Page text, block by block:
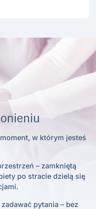
w którym jesteś
– zamkniętą
po stracie dzielą się
pytania – bez